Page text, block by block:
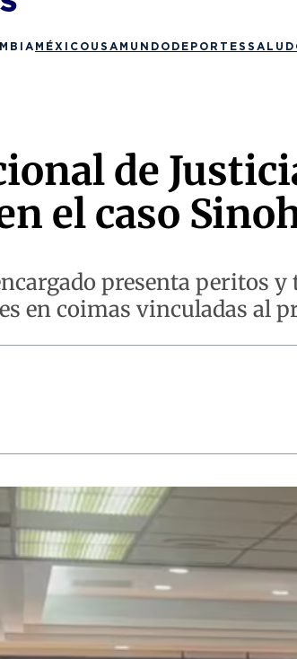
MÉXICO USA MUNDO DEPORTES SALUD
de
el caso
presenta peritos
en coimas vinculadas al